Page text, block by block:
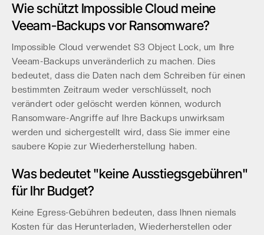
Wie schützt Impossible Cloud meine
Veeam-Backups vor Ransomware?
Impossible Cloud verwendet S3 Object Lock, um Ihre
Veeam-Backups unveränderlich zu machen. Dies
bedeutet, dass die Daten nach dem Schreiben für einen
bestimmten Zeitraum weder verschlüsselt, noch
verändert oder gelöscht werden können, wodurch
Ransomware-Angriffe auf Ihre Backups unwirksam
werden und sichergestellt wird, dass Sie immer eine
saubere Kopie zur Wiederherstellung haben.
Was bedeutet "keine Ausstiegsgebühren"
für Ihr Budget?
Keine Egress-Gebühren bedeuten, dass Ihnen niemals
Kosten für das Herunterladen, Wiederherstellen oder